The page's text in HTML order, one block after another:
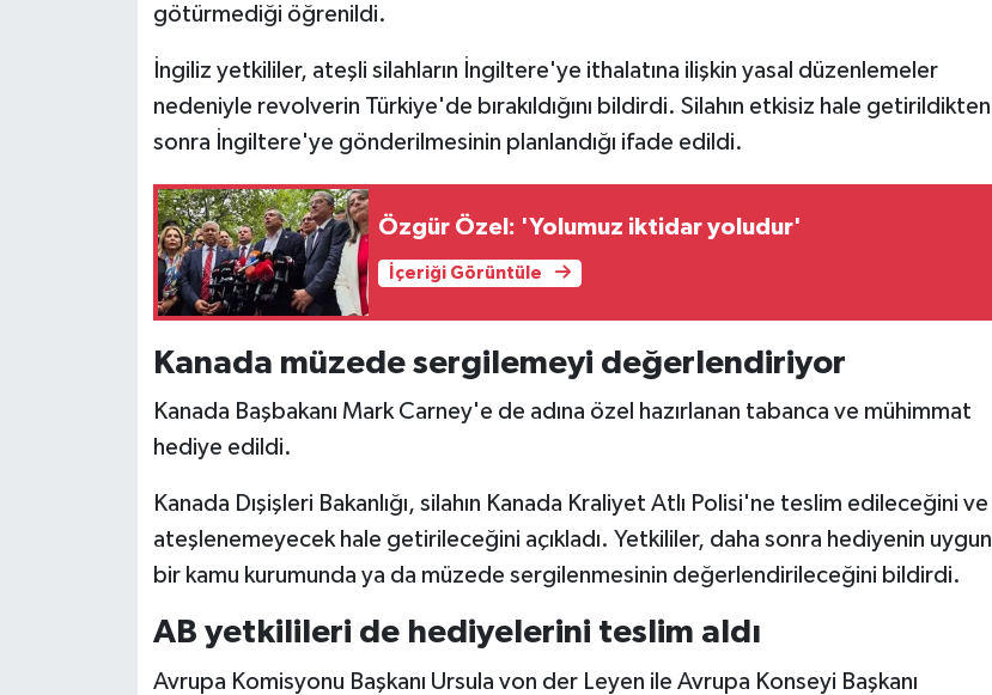
götürmediği öğrenildi.
İngiliz yetkililer, ateşli silahların İngiltere'ye ithalatına ilişkin yasal düzenlemeler
nedeniyle revolverin Türkiye'de bırakıldığını bildirdi. Silahın etkisiz hale getirildikten
sonra İngiltere'ye gönderilmesinin planlandığı ifade edildi.
Özgür Özel: 'Yolumuz iktidar yoludur'
İçeriği Görüntüle
Kanada müzede sergilemeyi değerlendiriyor
Kanada Başbakanı Mark Carney'e de adına özel hazırlanan tabanca ve mühimmat
hediye edildi.
Kanada Dışişleri Bakanlığı, silahın Kanada Kraliyet Atlı Polisi'ne teslim edileceğini ve
ateşlenemeyecek hale getirileceğini açıkladı. Yetkililer, daha sonra hediyenin uygun
bir kamu kurumunda ya da müzede sergilenmesinin değerlendirileceğini bildirdi.
AB yetkilileri de hediyelerini teslim aldı
Avrupa Komisyonu Başkanı Ursula von der Leyen ile Avrupa Konseyi Başkanı